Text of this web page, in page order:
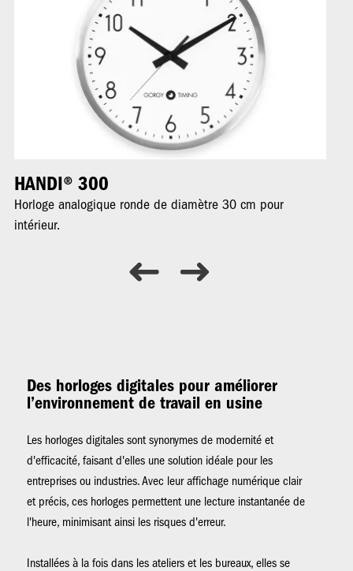
HANDI® 300
Horloge analogique ronde de diamètre 30 cm pour
intérieur.
Des horloges digitales pour améliorer
l’environnement de travail en usine
Les horloges digitales sont synonymes de modernité et
d'efficacité, faisant d'elles une solution idéale pour les
entreprises ou industries. Avec leur affichage numérique clair
et précis, ces horloges permettent une lecture instantanée de
l'heure, minimisant ainsi les risques d'erreur.
Installées à la fois dans les ateliers et les bureaux, elles se